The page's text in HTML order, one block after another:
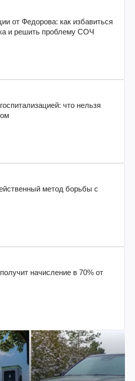
от Федорова: как избавиться
и решить проблему СОЧ
что нельзя
метод борьбы с
начисление в 70% от